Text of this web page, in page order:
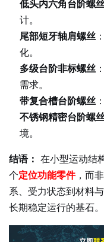
低头内六角台阶螺
计。
尾部短牙轴肩螺丝
化。
多级台阶非标螺丝
需求。
带复合槽台阶螺丝
不锈钢精密台阶螺
境。
结语： 在小型运动结
个定位功能零件，而
系、受力状态到材料
长期稳定运行的基石。